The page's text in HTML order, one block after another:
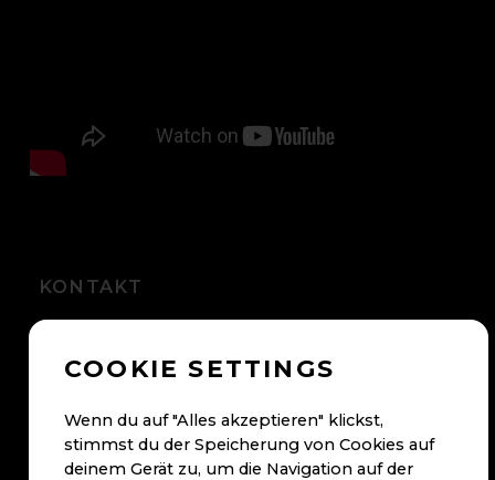
KONTAKT
kontakt@maybaum.ch
BADEN
COOKIE SETTINGS
Wenn du auf "Alles akzeptieren" klickst,
stimmst du der Speicherung von Cookies auf
deinem Gerät zu, um die Navigation auf der